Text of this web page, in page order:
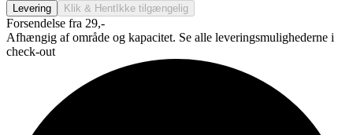
Levering Klik & Hent Ikke tilgængelig
Forsendelse fra 29,-
Afhængig af område og kapacitet. Se alle leveringsmulighederne i
check-out